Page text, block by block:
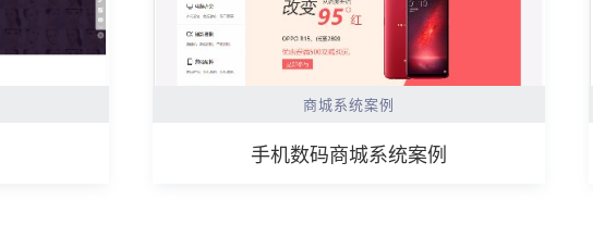
商城系统案例
手机数码商城系统案例